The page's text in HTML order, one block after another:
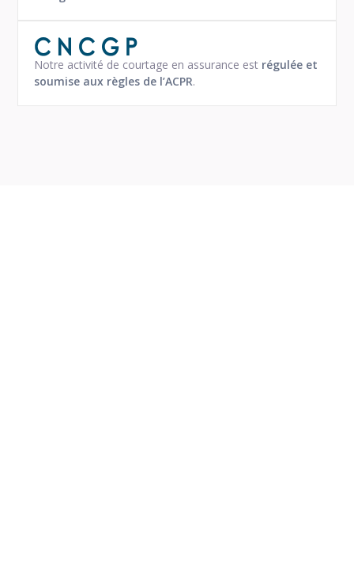
Notre activité de courtage en assurance est régulée et
soumise aux règles de l’ACPR.